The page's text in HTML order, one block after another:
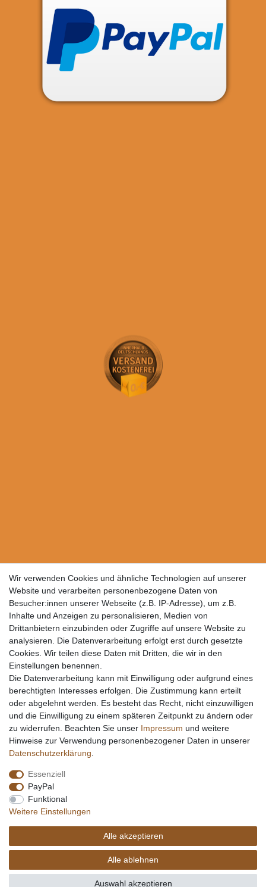
Wir verwenden Cookies und ähnliche Technologien auf unserer
Website und verarbeiten personenbezogene Daten von
Besucher:innen unserer Webseite (z.B. IP-Adresse), um z.B.
Inhalte und Anzeigen zu personalisieren, Medien von
Drittanbietern einzubinden oder Zugriffe auf unsere Website zu
analysieren. Die Datenverarbeitung erfolgt erst durch gesetzte
Cookies. Wir teilen diese Daten mit Dritten, die wir in den
Einstellungen benennen.
Die Datenverarbeitung kann mit Einwilligung oder aufgrund eines
berechtigten Interesses erfolgen. Die Zustimmung kann erteilt
oder abgelehnt werden. Es besteht das Recht, nicht einzuwilligen
und die Einwilligung zu einem späteren Zeitpunkt zu ändern oder
zu widerrufen. Beachten Sie unser Impressum und weitere
Hinweise zur Verwendung personenbezogener Daten in unserer
Daten­schutz­erklärung
Essenziell
PayPal
Funktional
Weitere Einstellungen
Alle akzeptieren
Alle ablehnen
Auswahl akzeptieren